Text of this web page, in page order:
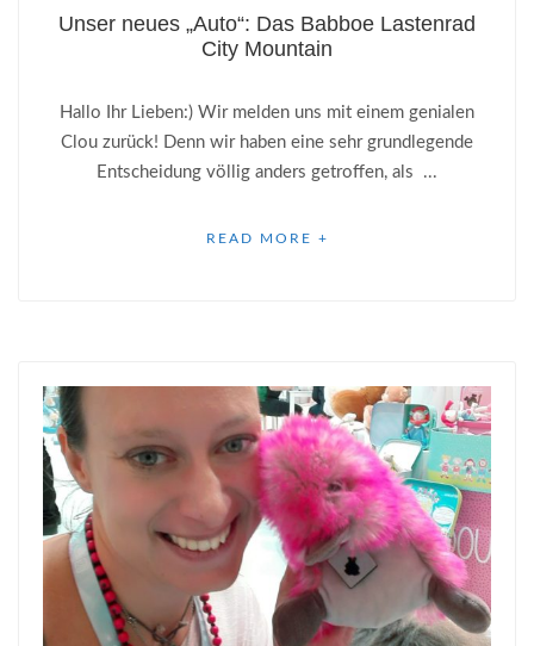
Unser neues „Auto“: Das Babboe Lastenrad
City Mountain
Hallo Ihr Lieben:) Wir melden uns mit einem genialen
Clou zurück! Denn wir haben eine sehr grundlegende
Entscheidung völlig anders getroffen, als ...
READ MORE +